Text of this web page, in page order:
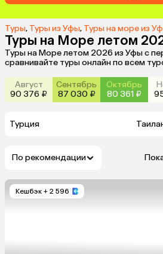
Туры, Туры из Уфы, Туры на море из
Туры на Море летом
Туры на Море летом 2026 из Уфы с
сравнивайте туры онлайн по всем
Август
90 376 ₽
Сентябрь
87 030 ₽
Октябрь
80 361 ₽
Турция
По рекомендации
Кешбэк + 2 596